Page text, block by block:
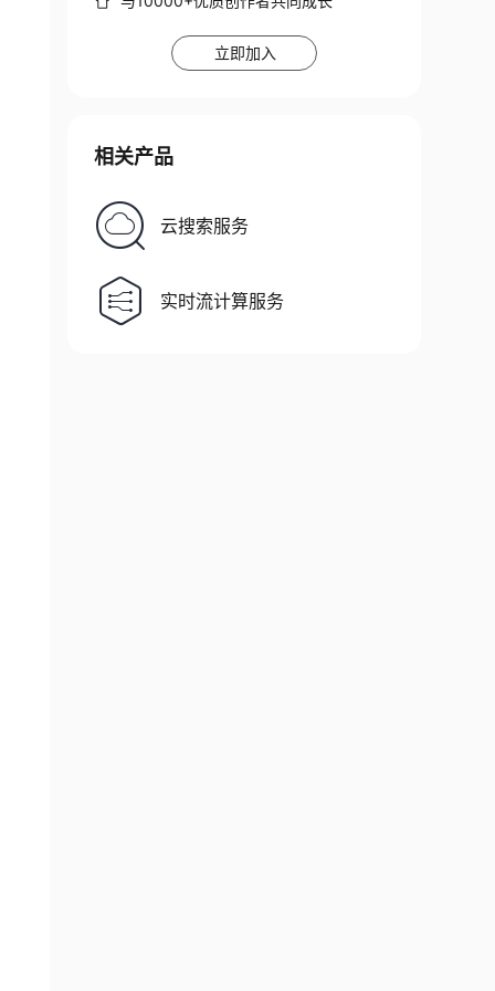
立即加入
相关产品
云搜索服务
实时流计算服务